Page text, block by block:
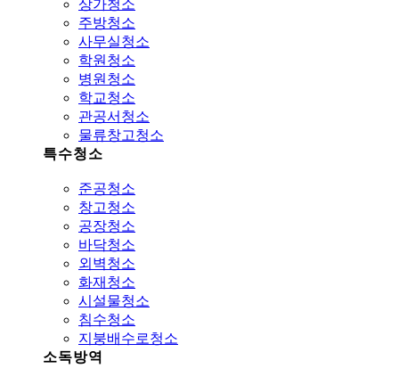
상가청소
주방청소
사무실청소
학원청소
병원청소
학교청소
관공서청소
물류창고청소
특수청소
준공청소
창고청소
공장청소
바닥청소
외벽청소
화재청소
시설물청소
침수청소
지붕배수로청소
소독방역